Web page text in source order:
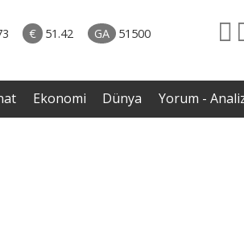
€ 51.42 GA 51500
• İnsan Haklarının Hakkettiği
Ekonomi Dünya Yorum -